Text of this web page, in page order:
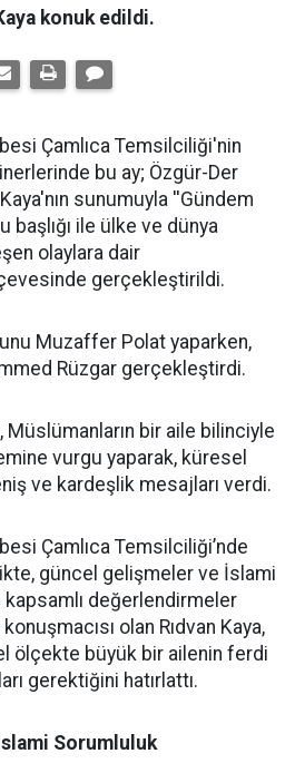
konuk edildi.
Çamlıca Temsilciliği'nin
bu ay; Özgür-Der
sunumuyla ''Gündem
başlığı ile ülke ve dünya
olaylara dair
gerçekleştirildi.
Muzaffer Polat yaparken,
Rüzgar gerçekleştirdi.
Müslümanların bir aile bilinciyle
vurgu yaparak, küresel
ve kardeşlik mesajları verdi.
Çamlıca Temsilciliği’nde
güncel gelişmeler ve İslami
değerlendirmeler
olan Rıdvan Kaya,
ölçekte büyük bir ailenin ferdi
gerektiğini hatırlattı.
Sorumluluk